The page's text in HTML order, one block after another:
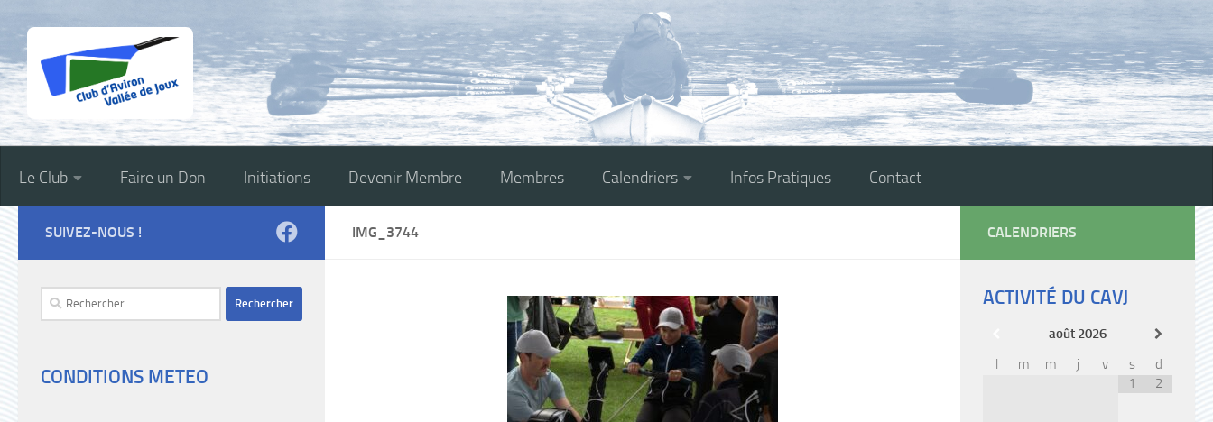
Skip to content
Le Club Faire un Don Initiations Devenir Membre Membres Calendriers Infos Pratiques Contact
IMG_3744
SUIVEZ-NOUS !
Rechercher :
CONDITIONS METEO
CALENDRIERS
ACTIVITÉ DU CAVJ
août 2026
l
m m j v s
d
1
2